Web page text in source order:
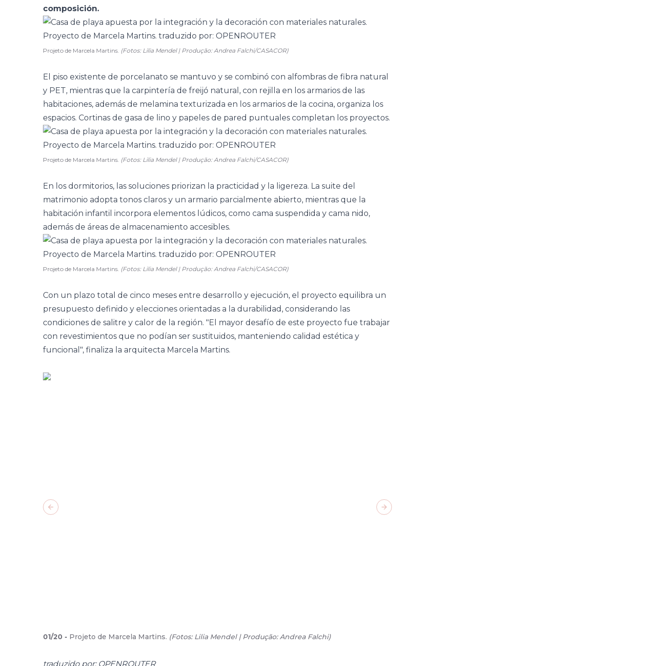
composición.
Projeto de Marcela Martins. (Fotos: Lilia Mendel | Produção: Andrea Falchi/CASACOR)
El piso existente de porcelanato se mantuvo y se combinó con alfombras de fibra natural
y PET, mientras que la carpintería de freijó natural, con rejilla en los armarios de las
habitaciones, además de melamina texturizada en los armarios de la cocina, organiza los
espacios. Cortinas de gasa de lino y papeles de pared puntuales completan los proyectos.
Projeto de Marcela Martins. (Fotos: Lilia Mendel | Produção: Andrea Falchi/CASACOR)
En los dormitorios, las soluciones priorizan la practicidad y la ligereza. La suite del
matrimonio adopta tonos claros y un armario parcialmente abierto, mientras que la
habitación infantil incorpora elementos lúdicos, como cama suspendida y cama nido,
además de áreas de almacenamiento accesibles.
Projeto de Marcela Martins. (Fotos: Lilia Mendel | Produção: Andrea Falchi/CASACOR)
Con un plazo total de cinco meses entre desarrollo y ejecución, el proyecto equilibra un
presupuesto definido y elecciones orientadas a la durabilidad, considerando las
condiciones de salitre y calor de la región. "El mayor desafío de este proyecto fue trabajar
con revestimientos que no podían ser sustituidos, manteniendo calidad estética y
funcional", finaliza la arquitecta Marcela Martins.
01/20 - Projeto de Marcela Martins. (Fotos: Lilia Mendel | Produção: Andrea Falchi)
Previous slide Next slide
traduzido por: OPENROUTER